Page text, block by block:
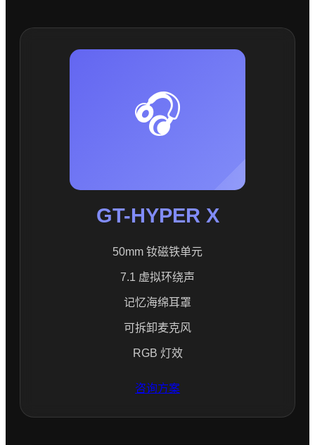
🎧
GT-HYPER X
50mm 钕磁铁单元
7.1 虚拟环绕声
记忆海绵耳罩
可拆卸麦克风
RGB 灯效
咨询方案